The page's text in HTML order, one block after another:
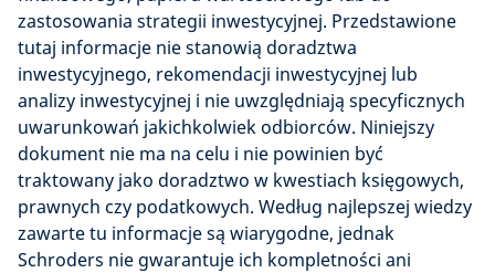
zastosowania strategii inwestycyjnej. Przedstawione
tutaj informacje nie stanowią doradztwa
inwestycyjnego, rekomendacji inwestycyjnej lub
analizy inwestycyjnej i nie uwzględniają specyficznych
uwarunkowań jakichkolwiek odbiorców. Niniejszy
dokument nie ma na celu i nie powinien być
traktowany jako doradztwo w kwestiach księgowych,
prawnych czy podatkowych. Według najlepszej wiedzy
zawarte tu informacje są wiarygodne, jednak
Schroders nie gwarantuje ich kompletności ani